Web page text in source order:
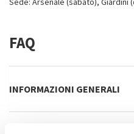
FAQ
INFORMAZIONI GENERALI